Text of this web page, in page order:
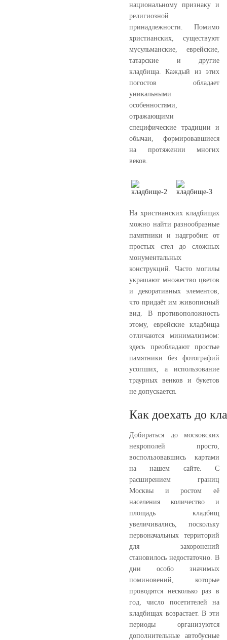
национальному признаку и
религиозной
принадлежности. Помимо
христианских, существуют
мусульманские, еврейские,
татарские и другие
кладбища. Каждый из этих
погостов обладает
уникальными
особенностями,
отражающими
специфические традиции и
обычаи, формировавшиеся
на протяжении многих
веков.
На христианских кладбищах
можно найти разнообразные
памятники и надгробия: от
простых стел до сложных
монументальных
конструкций. Часто могилы
украшают множество цветов
и декоративных элементов,
что придаёт им живописный
вид. В противоположность
этому, еврейские кладбища
отличаются минимализмом:
здесь преобладают простые
памятники без фотографий
усопших, а использование
траурных венков и букетов
не допускается.
Как доехать до
Добираться до московских
некрополей просто,
воспользовавшись картами
на нашем сайте. С
расширением границ
Москвы и ростом её
населения количество и
площадь кладбищ
увеличивались, поскольку
первоначальных территорий
для захоронений
становилось недостаточно. В
дни особо значимых
поминовений, которые
проводятся несколько раз в
год, число посетителей на
кладбищах возрастает. В эти
периоды организуются
дополнительные автобусные